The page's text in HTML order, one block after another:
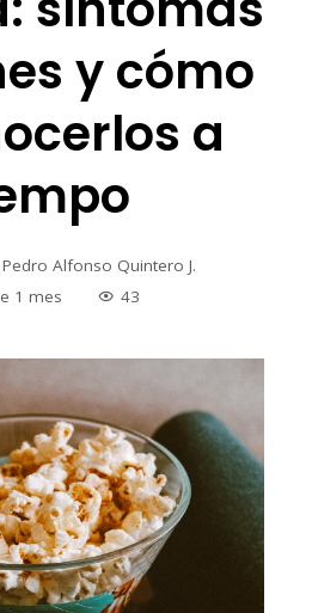
y cómo
a
Pedro Alfonso Quintero J.
1 mes
43